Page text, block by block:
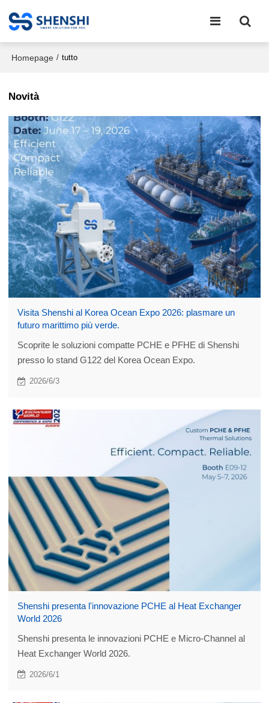
Homepage / tutto
Novità
Visita Shenshi al Korea Ocean Expo 2026: plasmare un
futuro marittimo più verde.
Scoprite le soluzioni compatte PCHE e PFHE di Shenshi
presso lo stand G122 del Korea Ocean Expo.
2026/6/3
Shenshi presenta l'innovazione PCHE al Heat Exchanger
World 2026
Shenshi presenta le innovazioni PCHE e Micro-Channel al
Heat Exchanger World 2026.
2026/6/1